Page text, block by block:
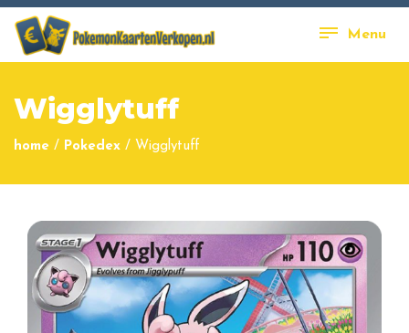
Menu
Wigglytuff
home / Pokedex / Wigglytuff